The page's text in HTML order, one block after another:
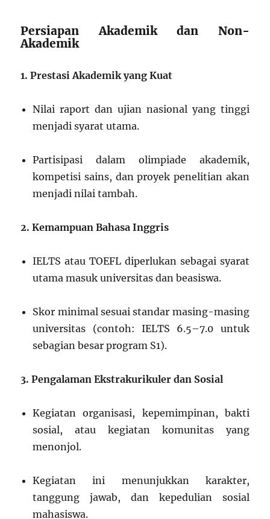
Persiapan Akademik dan Non-
Akademik
1. Prestasi Akademik yang Kuat
Nilai raport dan ujian nasional yang tinggi
menjadi syarat utama.
Partisipasi dalam olimpiade akademik,
kompetisi sains, dan proyek penelitian akan
menjadi nilai tambah.
2. Kemampuan Bahasa Inggris
IELTS atau TOEFL diperlukan sebagai syarat
utama masuk universitas dan beasiswa.
Skor minimal sesuai standar masing-masing
universitas (contoh: IELTS 6.5–7.0 untuk
sebagian besar program S1).
3. Pengalaman Ekstrakurikuler dan Sosial
Kegiatan organisasi, kepemimpinan, bakti
sosial, atau kegiatan komunitas yang
menonjol.
Kegiatan ini menunjukkan karakter,
tanggung jawab, dan kepedulian sosial
mahasiswa.